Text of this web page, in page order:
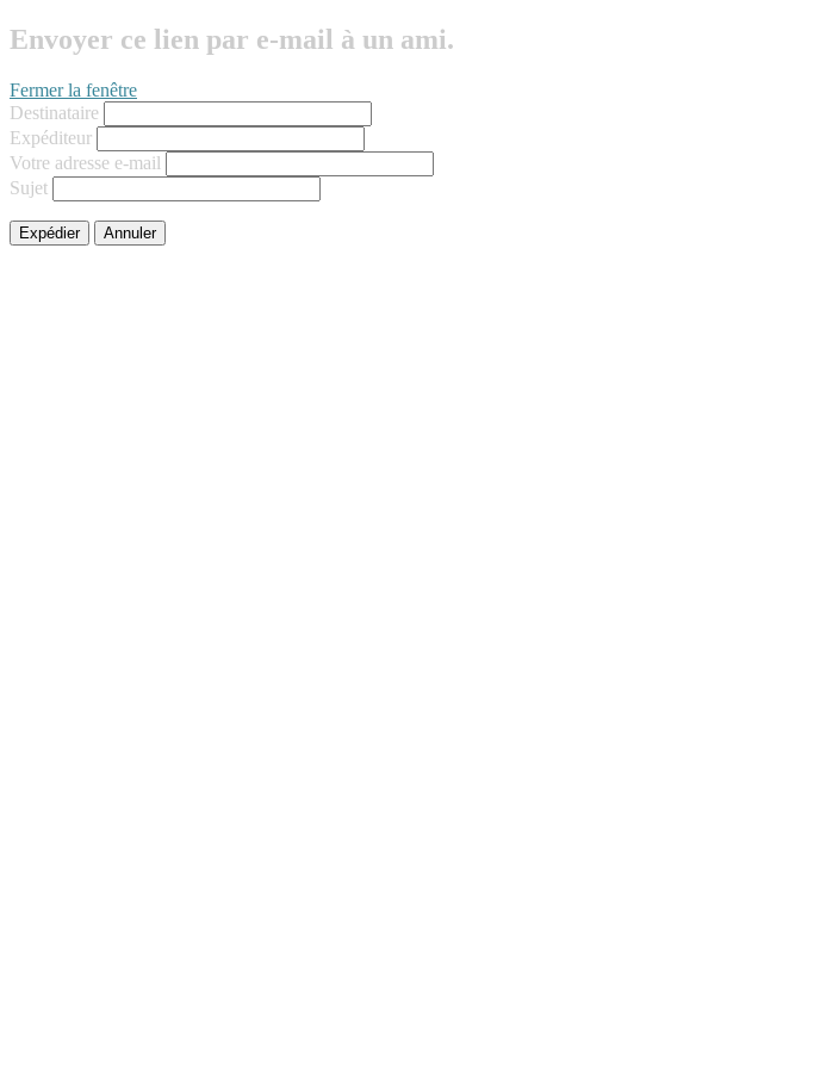
Envoyer ce lien par e-mail à un ami.
Fermer la fenêtre
Destinataire
Expéditeur
Votre adresse e-mail
Sujet
Expédier Annuler